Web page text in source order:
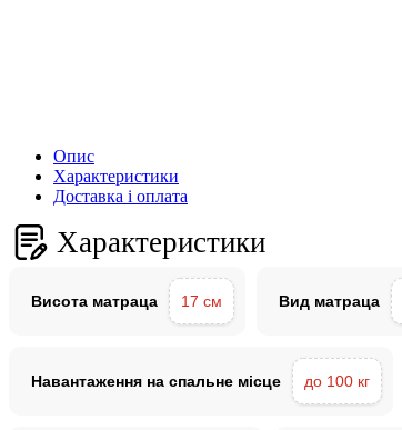
Опис
Характеристики
Доставка і оплата
Характеристики
Висота матраца 17 см Вид матраца
Навантаження на спальне місце до 100 кг